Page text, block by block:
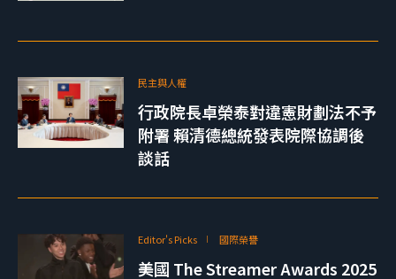
民主與人權
行政院長卓榮泰對違憲財劃法不予
附署 賴清德總統發表院際協調後
談話
Editor's Picks 國際榮譽
美國 The Streamer Awards 2025